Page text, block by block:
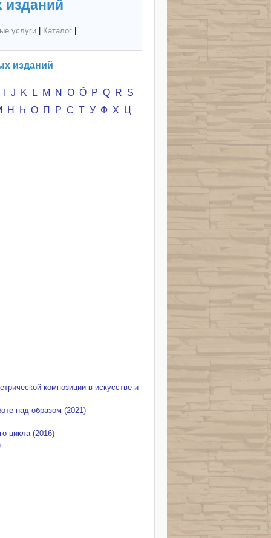
изданий
услуги| Каталог|
изданий
J K L M N O Ö P Q R S
Н Һ О П Р С Т У Ф Х Ц
композиции в искусстве и
над образом (2021)
цикла (2016)